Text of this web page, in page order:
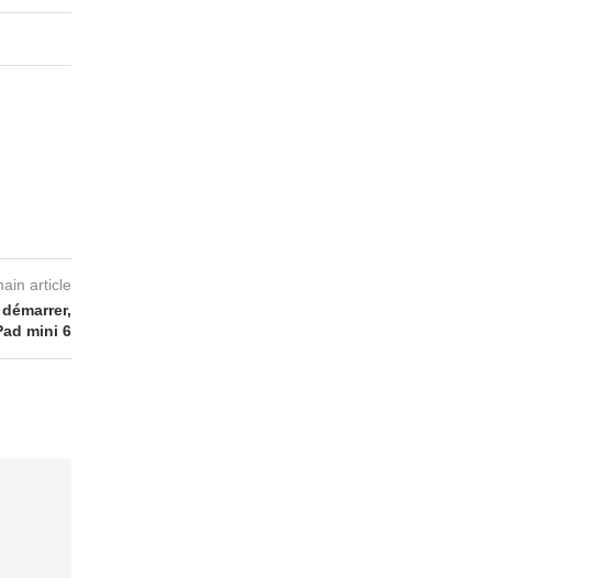
article
mini 6